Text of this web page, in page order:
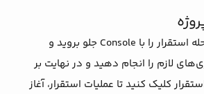
مرحله به مرحله استقرار را با Console جلو بروید و
لازم را انجام دهید و در نهایت بر
کلیک کنید تا عملیات استقرار، آغاز